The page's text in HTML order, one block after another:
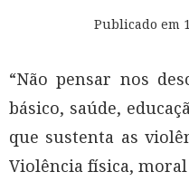
Publicado em
“Não pensar nos
básico, saúde,
que sustenta as
Violência física,